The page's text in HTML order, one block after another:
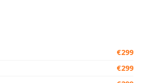
€299
€299